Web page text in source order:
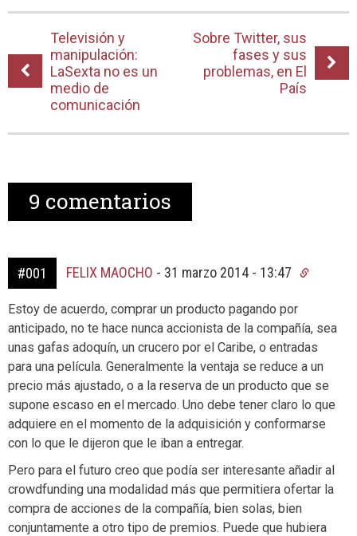
Televisión y
manipulación:
LaSexta no es un
medio de
comunicación
Sobre Twitter, sus
fases y sus
problemas, en El
País
9 comentarios
#001 FELIX MAOCHO - 31 marzo 2014 - 13:47
Estoy de acuerdo, comprar un producto pagando por
anticipado, no te hace nunca accionista de la compañía, sea
unas gafas adoquín, un crucero por el Caribe, o entradas
para una película. Generalmente la ventaja se reduce a un
precio más ajustado, o a la reserva de un producto que se
supone escaso en el mercado. Uno debe tener claro lo que
adquiere en el momento de la adquisición y conformarse
con lo que le dijeron que le iban a entregar.
Pero para el futuro creo que podía ser interesante añadir al
crowdfunding una modalidad más que permitiera ofertar la
compra de acciones de la compañía, bien solas, bien
conjuntamente a otro tipo de premios. Puede que hubiera